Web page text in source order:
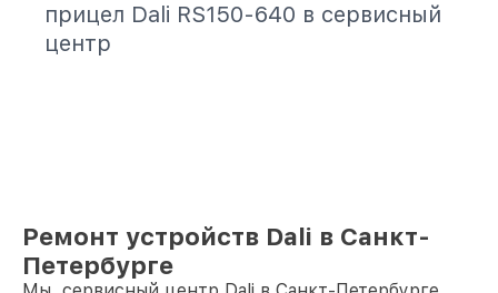
прицел Dali RS150-640 в сервисный
центр
Ремонт устройств Dali в Санкт-
Петербурге